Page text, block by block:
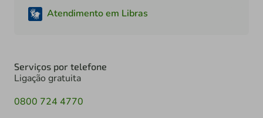
Atendimento em Libras
Serviços por telefone
Ligação gratuita
0800 724 4770